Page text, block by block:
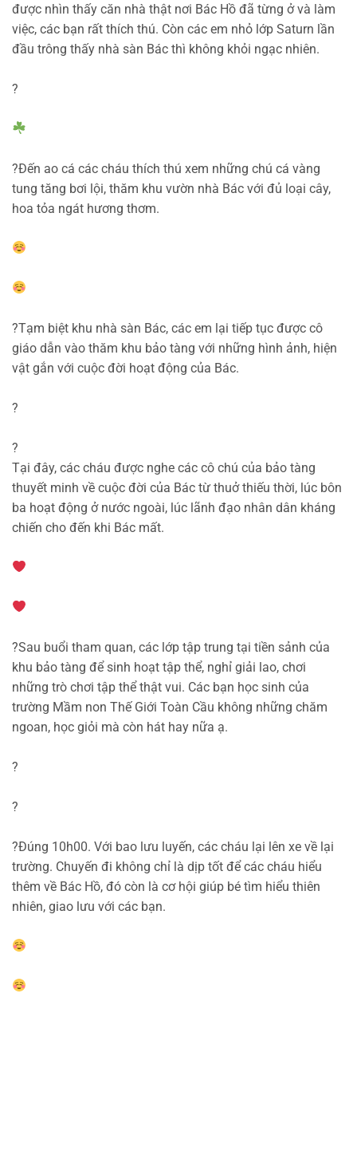
được nhìn thấy căn nhà thật nơi Bác Hồ đã từng ở và làm
việc, các bạn rất thích thú. Còn các em nhỏ lớp Saturn lần
đầu trông thấy nhà sàn Bác thì không khỏi ngạc nhiên.
?
?Đến ao cá các cháu thích thú xem những chú cá vàng
tung tăng bơi lội, thăm khu vườn nhà Bác với đủ loại cây,
hoa tỏa ngát hương thơm.
?Tạm biệt khu nhà sàn Bác, các em lại tiếp tục được cô
giáo dẫn vào thăm khu bảo tàng với những hình ảnh, hiện
vật gắn với cuộc đời hoạt động của Bác.
?
?
Tại đây, các cháu được nghe các cô chú của bảo tàng
thuyết minh về cuộc đời của Bác từ thuở thiếu thời, lúc bôn
ba hoạt động ở nước ngoài, lúc lãnh đạo nhân dân kháng
chiến cho đến khi Bác mất.
?Sau buổi tham quan, các lớp tập trung tại tiền sảnh của
khu bảo tàng để sinh hoạt tập thể, nghỉ giải lao, chơi
những trò chơi tập thể thật vui. Các bạn học sinh của
trường Mầm non Thế Giới Toàn Cầu không những chăm
ngoan, học giỏi mà còn hát hay nữa ạ.
?
?
?Đúng 10h00. Với bao lưu luyến, các cháu lại lên xe về lại
trường. Chuyến đi không chỉ là dịp tốt để các cháu hiểu
thêm về Bác Hồ, đó còn là cơ hội giúp bé tìm hiểu thiên
nhiên, giao lưu với các bạn.